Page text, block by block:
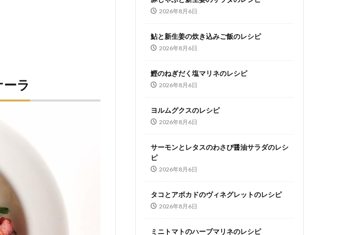
ラ
2026年8月6日
鮎と新生姜の炊き込みご飯のレシピ
2026年8月6日
鰹のねぎだく塩マリネのレシピ
2026年8月6日
ヨルムグクスのレシピ
2026年8月6日
サーモンとレタスのわさび醤油サラダのレシ
ピ
2026年8月6日
タコとアボカドのヴィネグレットのレシピ
2026年8月6日
ミニトマトのハーブマリネのレシピ